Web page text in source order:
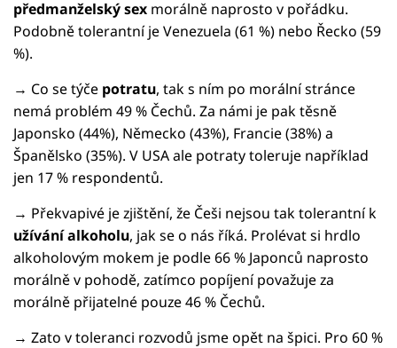
předmanželský sex morálně naprosto v pořádku.
Podobně tolerantní je Venezuela (61 %) nebo Řecko (59
%).
→ Co se týče potratu, tak s ním po morální stránce
nemá problém 49 % Čechů. Za námi je pak těsně
Japonsko (44%), Německo (43%), Francie (38%) a
Španělsko (35%). V USA ale potraty toleruje například
jen 17 % respondentů.
→ Překvapivé je zjištění, že Češi nejsou tak tolerantní k
užívání alkoholu, jak se o nás říká. Prolévat si hrdlo
alkoholovým mokem je podle 66 % Japonců naprosto
morálně v pohodě, zatímco popíjení považuje za
morálně přijatelné pouze 46 % Čechů.
→ Zato v toleranci rozvodů jsme opět na špici. Pro 60 %